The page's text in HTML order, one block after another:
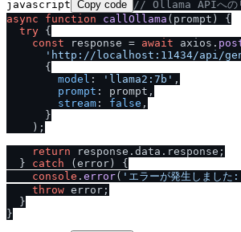
javascript Copy code // Ollama APIへの
async
function callOllama ( prompt ) {
try {
const response = await axios.
'http: // localhost:11434/api/
      {
model : 'llama2:7b' ,
prompt : prompt,
stream : false ,
      }
    );
return response. data . response ;
  }
catch (error) {
console . error( 'エラーが発生しました
throw error;
  }